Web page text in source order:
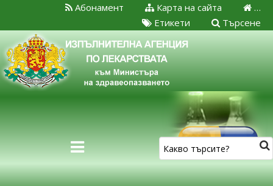
…
Карта на сайта
Абонамент
Търсене
Етикети